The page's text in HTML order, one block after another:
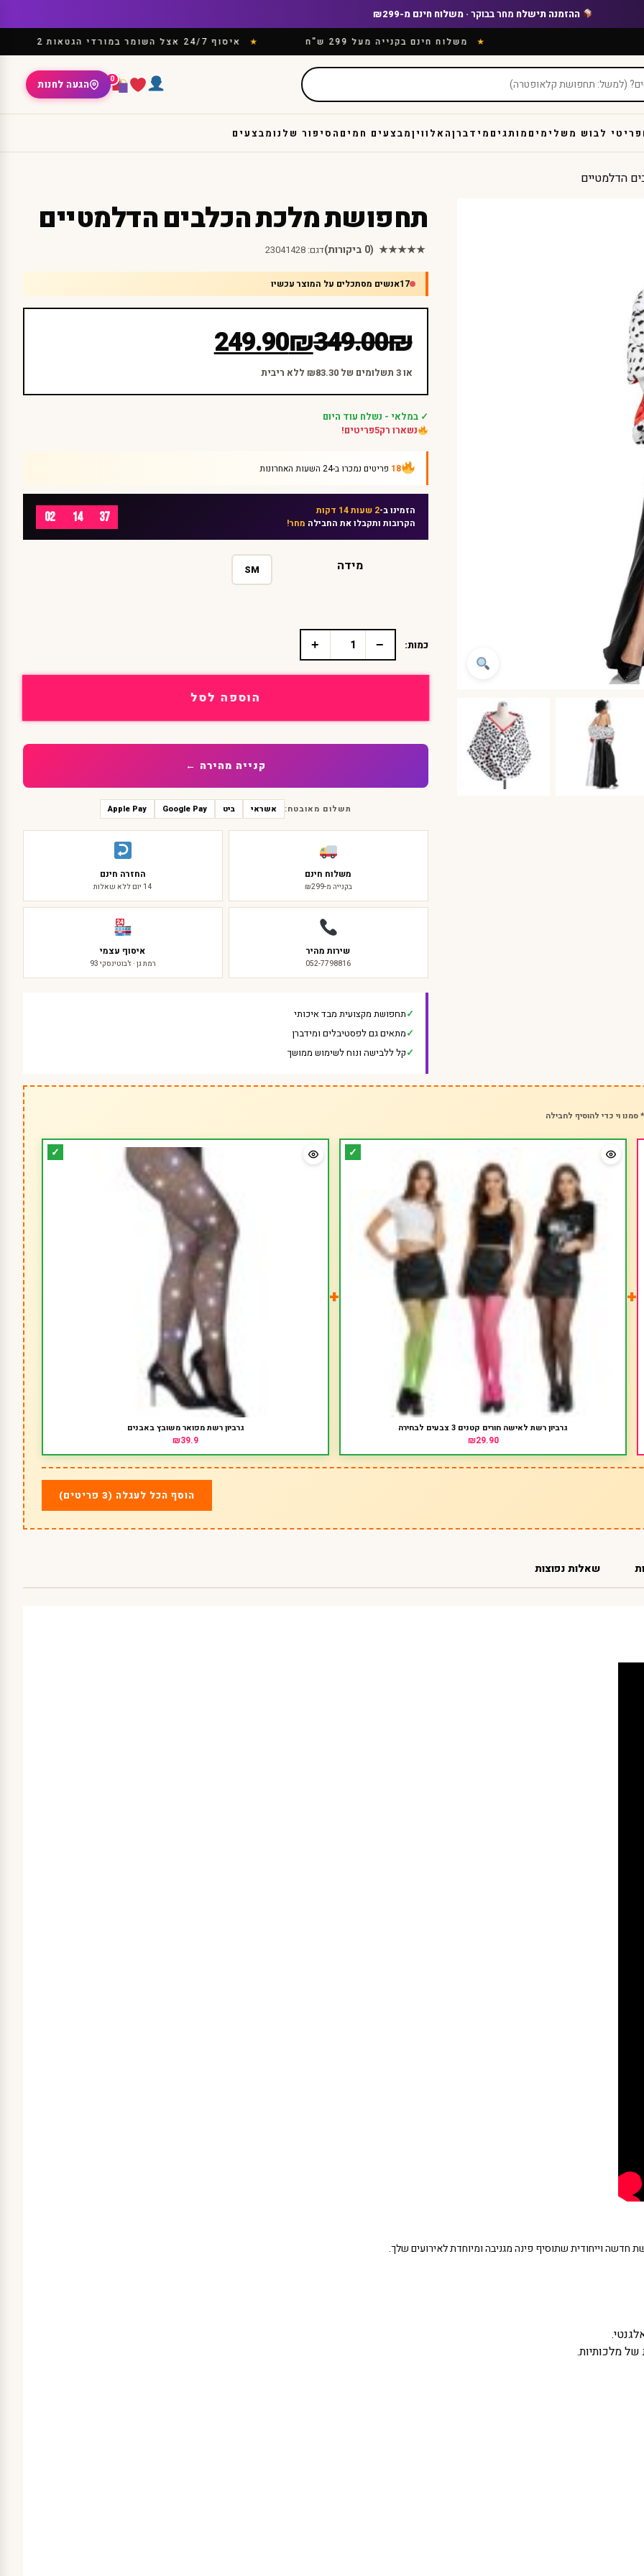
ההזמנה תישלח מחר בבוקר· משלוח חינם מ-₪299
משלוח חינם בקנייה מעל 299 ש"ח איסוף 24/7 אצל השומר במורדי הגטאות 2
0 הגעה לחנות
פריטי לבוש משלימים מותגים מידברןהאלוויןמבצעים חמים הסיפור שלנומבצעים
הדלמטיים
תחפושת מלכת הכלבים הדלמטיים
★★★★★ (0 ביקורות) דגם:23041428
17אנשים מסתכלים על המוצר עכשיו
₪
349.00המחיר
המקורי
היה:
₪
249.90
המחיר
הנוכחי
הוא:
או 3 תשלומים של ₪83.30 ללא ריבית
✓ במלאי - נשלח עוד היום
נשארו רק5פריטים!
18 פריטים נמכרו ב-24 השעות האחרונות
הזמינו ב-2 שעות 14 דקות
הקרובות ותקבלו את החבילה מחר! 02 14 37
מידה SM
כמות
תחפושת
הדלמטיים
כמות: −
+
הוספה לסל
קנייה מהירה ←
תשלום מאובטח: אשראי ביט Google Pay
Apple Pay
משלוח חינם
בקנייה מ-₪299
החזרה חינם
14 יום ללא שאלות
שירות מהיר
052-7798816
איסוף עצמי
רמת גן · ז'בוטינסקי 93
תחפושת מקצועית מבד איכותי
מתאים גם לפסטיבלים ומידברן
קל ללבישה ונוח לשימוש ממושך
* סמנו וי כדי להוסיף לחבילה
+
גרביון רשת לאישה חורים קטנים 3 צבעים לבחירה
₪29.90
+
גרביון רשת מפואר משובץ באבנים
₪39.9
הוסף הכל לעגלה (3 פריטים)
שאלות נפוצות
וייחודית שתוסיף פינה מגניבה ומיוחדת לאירועים שלך.
מלכותיות.